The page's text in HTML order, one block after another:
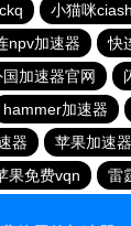
小猫咪
npv加速器 快
加速器官网
hammer加速器
器
苹果加速器
果免费vqn
雷